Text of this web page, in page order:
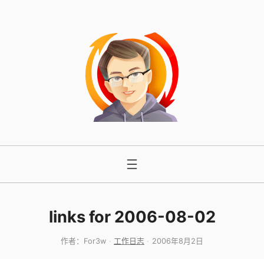
links for 2006-08-02
作者： For3w 工作日志 2006年8月2日